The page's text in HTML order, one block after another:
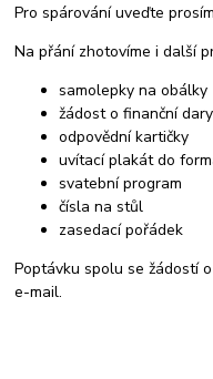
Pro spárování uveďte
Na přání zhotovíme i další
samolepky na obálky
žádost o finanční dary
odpovědní kartičky
uvítací plakát do
svatební program
čísla na stůl
zasedací pořádek
Poptávku spolu se žádostí
e-mail.